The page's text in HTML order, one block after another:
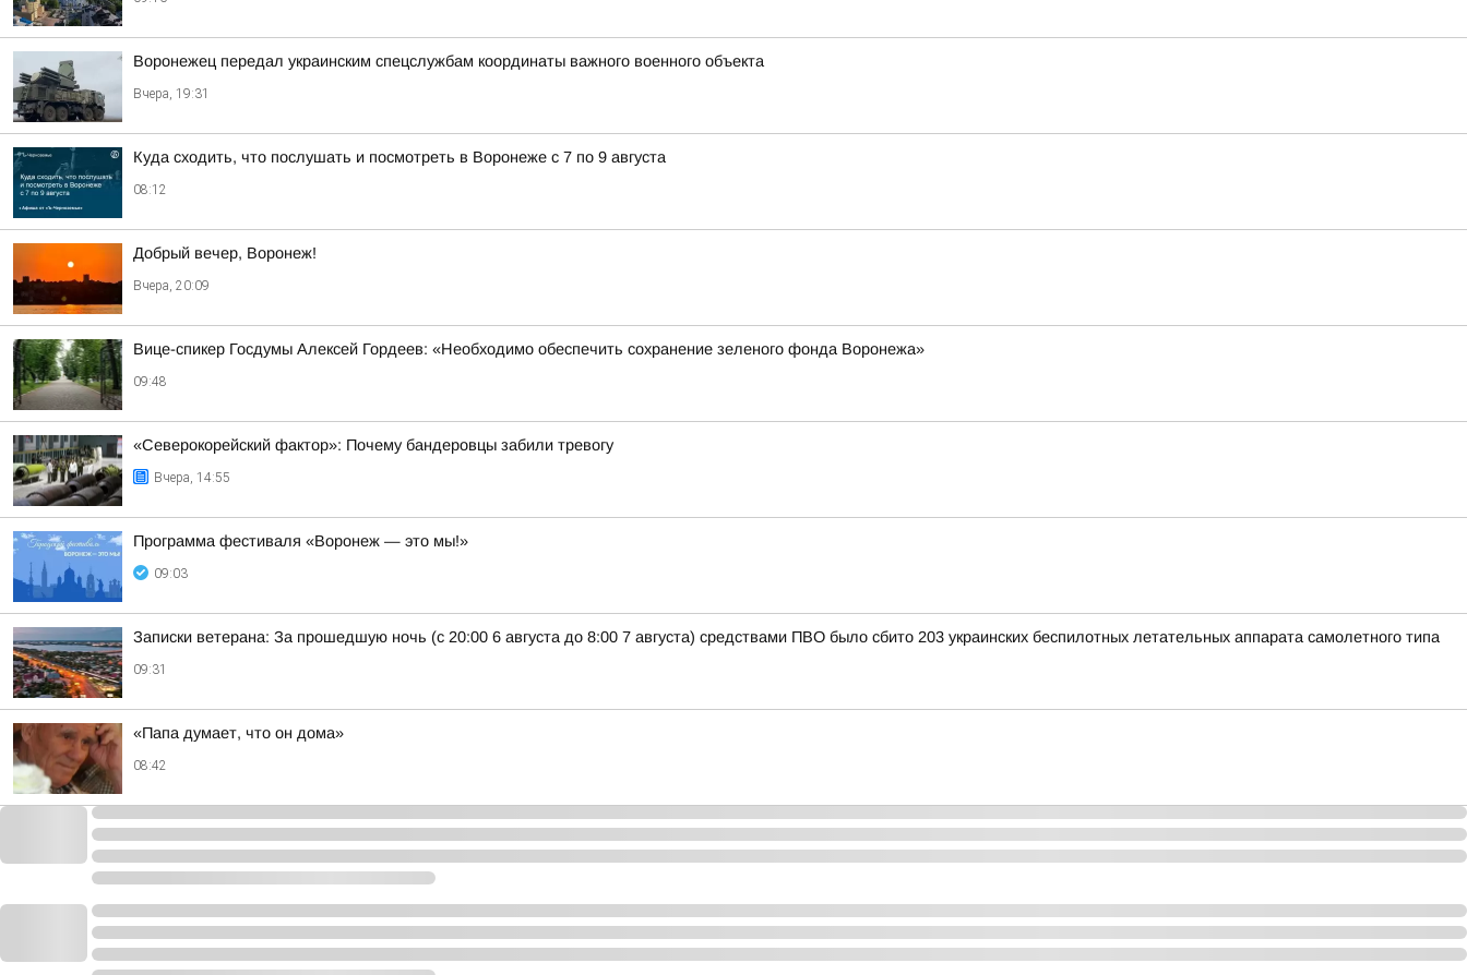
Воронежец передал украинским спецслужбам координаты важного военного объекта
Вчера, 19:31
Куда сходить, что послушать и посмотреть в Воронеже с 7 по 9 августа
08:12
Добрый вечер, Воронеж!
Вчера, 20:09
Вице-спикер Госдумы Алексей Гордеев: «Необходимо обеспечить сохранение зеленого фонда Воронежа»
09:48
«Северокорейский фактор»: Почему бандеровцы забили тревогу
Вчера, 14:55
Программа фестиваля «Воронеж — это мы!»
09:03
Записки ветерана: За прошедшую ночь (с 20:00 6 августа до 8:00 7 августа) средствами ПВО было сбито 203 украинских беспилотных летательных аппарата самолетного типа
09:31
«Папа думает, что он дома»
08:42